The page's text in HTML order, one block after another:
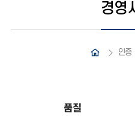
경영
인증
품질